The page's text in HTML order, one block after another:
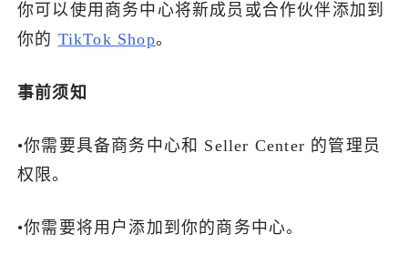
你可以使用商务中心将新成员或合作伙伴添加到
你的 TikTok Shop。
事前须知
•你需要具备商务中心和 Seller Center 的管理员
权限。
•你需要将用户添加到你的商务中心。